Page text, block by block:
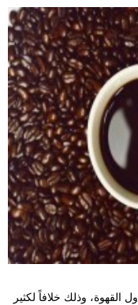
القهوة، وذلك خلافاً لكثير